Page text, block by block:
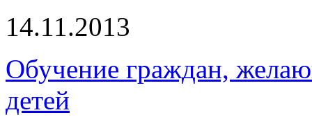
14.11.2013
Обучение граждан,
детей